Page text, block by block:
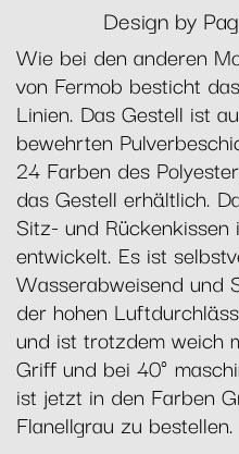
Design by
Wie bei den anderen
von Fermob besticht
Linien. Das Gestell ist
bewehrten
24 Farben des
das Gestell erhältlich.
Sitz- und
entwickelt. Es ist
Wasserabweisend und
der hohen
und ist trotzdem weich
Griff und bei 40°
ist jetzt in den Farben
Flanellgrau zu bestellen.